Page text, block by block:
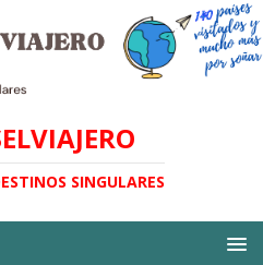
SINGULARES